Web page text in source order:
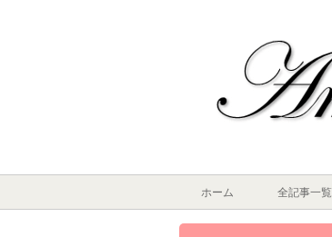
ホーム 全記事一覧